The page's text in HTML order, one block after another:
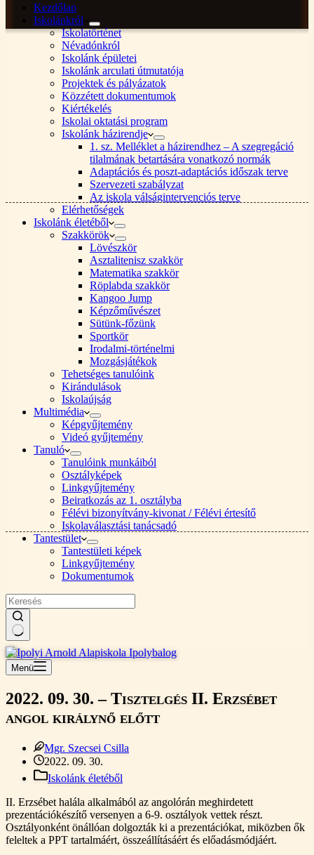
Kezdőlap
Iskolánkról
Iskolatörténet
Névadónkról
Iskolánk épületei
Iskolánk arculati útmutatója
Projektek és pályázatok
Közzétett dokumentumok
Kiértékelés
Iskolai oktatási program
Iskolánk házirendje
1. sz. Melléklet a házirendhez – A szegregáció
tilalmának betartására vonatkozó normák
Adaptációs és poszt-adaptációs időszak terve
Szervezeti szabályzat
Az iskola válságintervenciós terve
Elérhetőségek
Iskolánk életéből
Szakkörök
Lövészkör
Asztalitenisz szakkör
Matematika szakkör
Röplabda szakkör
Kangoo Jump
Képzőművészet
Sütünk-főzünk
Sportkör
Irodalmi-történelmi
Mozgásjátékok
Tehetséges tanulóink
Kirándulások
Iskolaújság
Multimédia
Képgyűjtemény
Videó gyűjtemény
Tanuló
Tanulóink munkáiból
Osztályképek
Linkgyűjtemény
Beiratkozás az 1. osztályba
Félévi bizonyítvány-kivonat / Félévi értesítő
Iskolaválasztási tanácsadó
Tantestület
Tantestületi képek
Linkgyűjtemény
Dokumentumok
Nincs
találat
Menü
2022. 09. 30. – Tisztelgés II. Erzsébet
angol királynő előtt
Mgr. Szecsei Csilla
2022. 09. 30.
Iskolánk életéből
II. Erzsébet halála alkalmából az angolórán meghirdetett
prezentációkészítő versenyen a 6-9. osztályok vettek részt.
Osztályonként önállóan dolgozták ki a prezentációkat, miközben ők
feleltek a PPT tartalmáért, összeállításáért és előadásmódjáért.